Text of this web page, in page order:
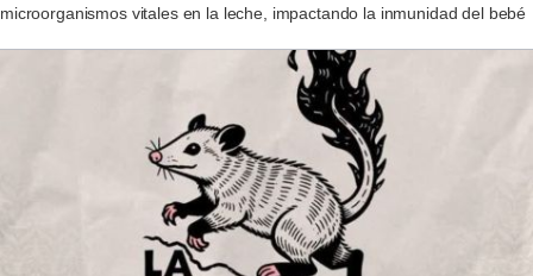
microorganismos vitales en la leche, impactando la inmunidad del bebé